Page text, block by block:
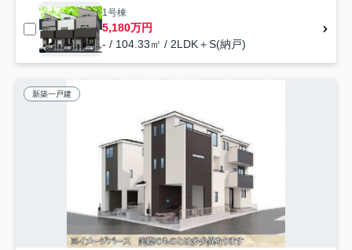
1号棟
5,180万円
- / 104.33㎡ / 2LDK＋S(納戸)
新築一戸建